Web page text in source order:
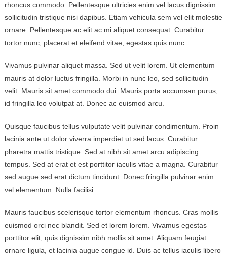
rhoncus commodo. Pellentesque ultricies enim vel lacus dignissim
sollicitudin tristique nisi dapibus. Etiam vehicula sem vel elit molestie
ornare. Pellentesque ac elit ac mi aliquet consequat. Curabitur
tortor nunc, placerat et eleifend vitae, egestas quis nunc.
Vivamus pulvinar aliquet massa. Sed ut velit lorem. Ut elementum
mauris at dolor luctus fringilla. Morbi in nunc leo, sed sollicitudin
velit. Mauris sit amet commodo dui. Mauris porta accumsan purus,
id fringilla leo volutpat at. Donec ac euismod arcu.
Quisque faucibus tellus vulputate velit pulvinar condimentum. Proin
lacinia ante ut dolor viverra imperdiet ut sed lacus. Curabitur
pharetra mattis tristique. Sed at nibh sit amet arcu adipiscing
tempus. Sed at erat et est porttitor iaculis vitae a magna. Curabitur
sed augue sed erat dictum tincidunt. Donec fringilla pulvinar enim
vel elementum. Nulla facilisi.
Mauris faucibus scelerisque tortor elementum rhoncus. Cras mollis
euismod orci nec blandit. Sed et lorem lorem. Vivamus egestas
porttitor elit, quis dignissim nibh mollis sit amet. Aliquam feugiat
ornare ligula, et lacinia augue congue id. Duis ac tellus iaculis libero